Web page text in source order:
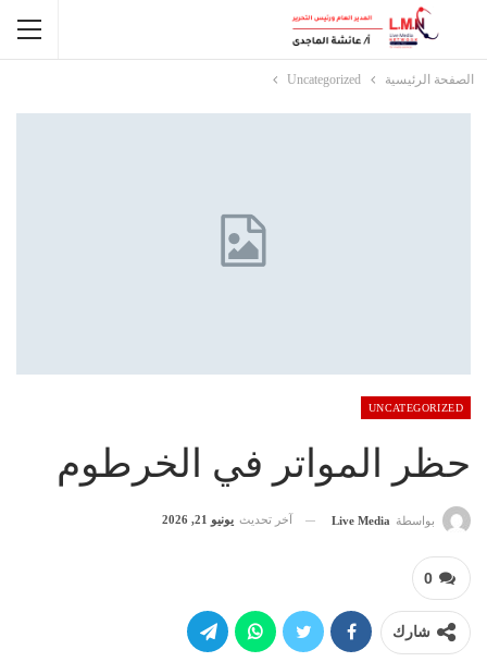
الصفحة الرئيسية Uncategorized
UNCATEGORIZED
حظر المواتر في الخرطوم
بواسطة Live Media آخر تحديث يونيو 21, 2026
0
شارك